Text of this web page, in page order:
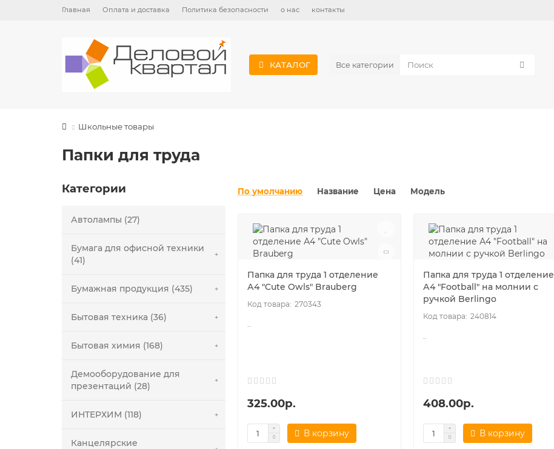
Главная Оплата и доставка Политика безопасности о нас контакты
КАТАЛОГ Все категории
Школьные товары
Папки для труда
Категории
Автолампы (27)
Бумага для офисной техники
(41)
Бумажная продукция (435)
Бытовая техника (36)
Бытовая химия (168)
Демооборудование для
презентаций (28)
ИНТЕРХИМ (118)
Канцелярские
По умолчанию Название Цена Модель
Папка для труда 1 отделение
А4 "Cute Owls" Brauberg
270343
325.00р.
В корзину
Папка для труда 1 отделение
А4 "Football" на молнии с
ручкой Berlingo
240814
408.00р.
В корзину